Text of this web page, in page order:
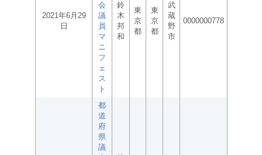
2021年6月29
日
会
議
員
マ
ニ
フ
ェ
ス
ト
鈴
木
邦
和
東
京
都
東
京
都
武
蔵
野
市
0000000778
都
道
府
県
議